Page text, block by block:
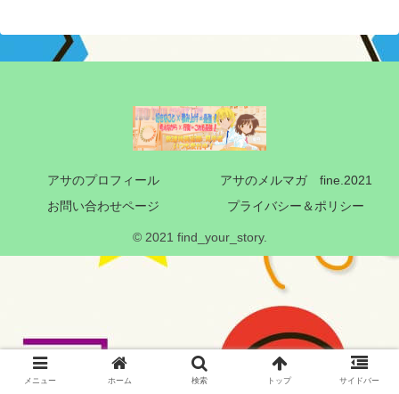
アサのプロフィール
アサのメルマガ fine.2021
お問い合わせページ
プライバシー＆ポリシー
© 2021 find_your_story.
メニュー ホーム 検索 トップ サイドバー